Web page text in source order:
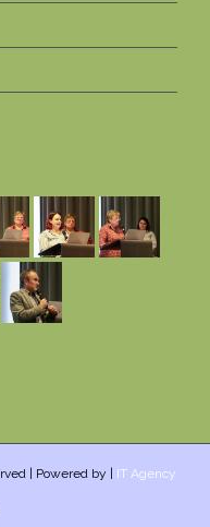
| Powered by | IT Agency